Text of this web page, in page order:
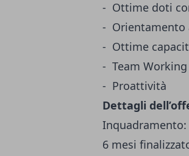
- Ottime doti
- Orientamento
- Ottime
- Team Working
- Proattività
Dettagli
6 mesi